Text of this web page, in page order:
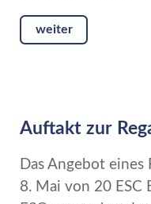
weiter
Auftakt zur
Das Angebot
8. Mai von 20 ESC